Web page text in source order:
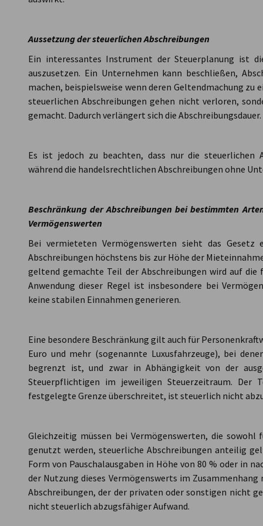
Aussetzung der steuerlichen Abschreibungen
Ein interessantes Instrument der Steuerplanung ist
auszusetzen. Ein Unternehmen kann beschließen,
machen, beispielsweise wenn deren Geltendmachung zu
steuerlichen Abschreibungen gehen nicht verloren,
gemacht. Dadurch verlängert sich die Abschreibungsdauer.
Es ist jedoch zu beachten, dass nur die steuerlichen
während die handelsrechtlichen Abschreibungen ohne
Beschränkung der Abschreibungen bei bestimmten
Vermögenswerten
Bei vermieteten Vermögenswerten sieht das Gesetz
Abschreibungen höchstens bis zur Höhe der
geltend gemachte Teil der Abschreibungen wird auf
Anwendung dieser Regel ist insbesondere bei
keine stabilen Einnahmen generieren.
Eine besondere Beschränkung gilt auch für
Euro und mehr (sogenannte Luxusfahrzeuge), bei
begrenzt ist, und zwar in Abhängigkeit von der
Steuerpflichtigen im jeweiligen Steuerzeitraum. Der
festgelegte Grenze überschreitet, ist steuerlich nicht
Gleichzeitig müssen bei Vermögenswerten, die
genutzt werden, steuerliche Abschreibungen anteilig
Form von Pauschalausgaben in Höhe von 80 % oder in
der Nutzung dieses Vermögenswerts im
Abschreibungen, der der privaten oder sonstigen nicht
nicht steuerlich abzugsfähiger Aufwand.